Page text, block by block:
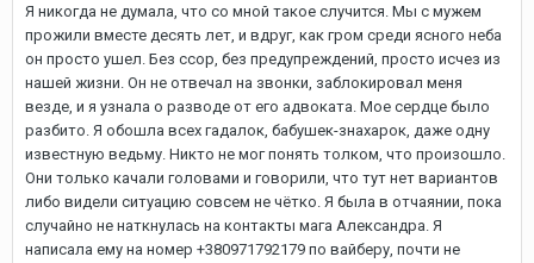
Я никогда не думала, что со мной такое случится. Мы с мужем
прожили вместе десять лет, и вдруг, как гром среди ясного неба
он просто ушел. Без ссор, без предупреждений, просто исчез из
нашей жизни. Он не отвечал на звонки, заблокировал меня
везде, и я узнала о разводе от его адвоката. Мое сердце было
разбито. Я обошла всех гадалок, бабушек-знахарок, даже одну
известную ведьму. Никто не мог понять толком, что произошло.
Они только качали головами и говорили, что тут нет вариантов
либо видели ситуацию совсем не чётко. Я была в отчаянии, пока
случайно не наткнулась на контакты мага Александра. Я
написала ему на номер +380971792179 по вайберу, почти не